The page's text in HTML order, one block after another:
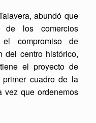
abundó que
de los comercios
compromiso de
del centro histórico,
el proyecto de
cuadro de la
vez que ordenemos